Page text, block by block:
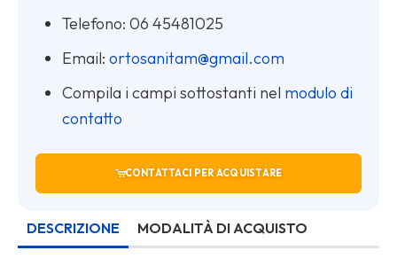
Telefono: 06 45481025
Email: ortosanitam@gmail.com
Compila i campi sottostanti nel modulo di
contatto
CONTATTACI PER ACQUISTARE
DESCRIZIONE MODALITÀ DI ACQUISTO